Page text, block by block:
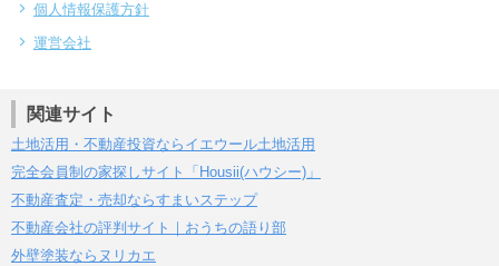
個人情報保護方針
運営会社
関連サイト
土地活用・不動産投資ならイエウール土地活用
完全会員制の家探しサイト「Housii(ハウシー)」
不動産査定・売却ならすまいステップ
不動産会社の評判サイト｜おうちの語り部
外壁塗装ならヌリカエ